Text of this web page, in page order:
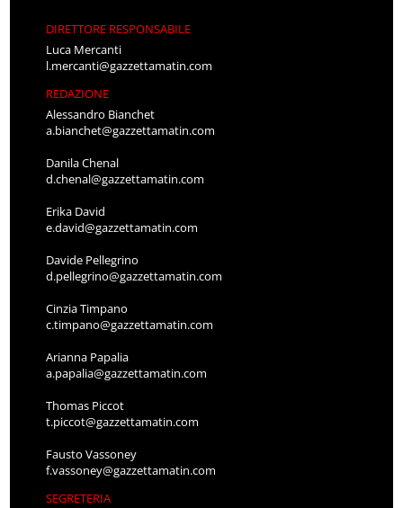
DIRETTORE RESPONSABILE
Luca Mercanti
l.mercanti@gazzettamatin.com
REDAZIONE
Alessandro Bianchet
a.bianchet@gazzettamatin.com
Danila Chenal
d.chenal@gazzettamatin.com
Erika David
e.david@gazzettamatin.com
Davide Pellegrino
d.pellegrino@gazzettamatin.com
Cinzia Timpano
c.timpano@gazzettamatin.com
Arianna Papalia
a.papalia@gazzettamatin.com
Thomas Piccot
t.piccot@gazzettamatin.com
Fausto Vassoney
f.vassoney@gazzettamatin.com
SEGRETERIA